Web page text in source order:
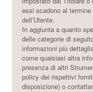
essi scadono al
dell’Utente.
In aggiunta a quanto
delle categorie di
informazioni più
come qualsiasi altra
presenza di altri
policy dei rispettivi
disposizione) o